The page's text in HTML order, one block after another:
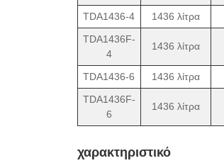
TDA1436-4
1436 λίτρα
TDA1436F-
4
1436 λίτρα
TDA1436-6 1436 λίτρα
TDA1436F-
6
1436 λίτρα
χαρακτηριστικό